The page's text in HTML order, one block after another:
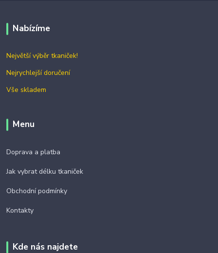
Nabízíme
Největší výběr tkaniček!
Nejrychlejší doručení
Vše skladem
Menu
Doprava a platba
Jak vybrat délku tkaniček
Obchodní podmínky
Kontakty
Kde nás najdete